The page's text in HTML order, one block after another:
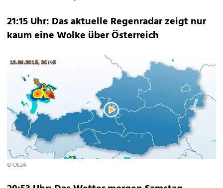
21:15 Uhr: Das aktuelle Regenradar zeigt nur
kaum eine Wolke über Österreich
© OE24